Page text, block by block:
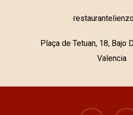
Plaça de Tetuan, 18, Bajo
Valencia